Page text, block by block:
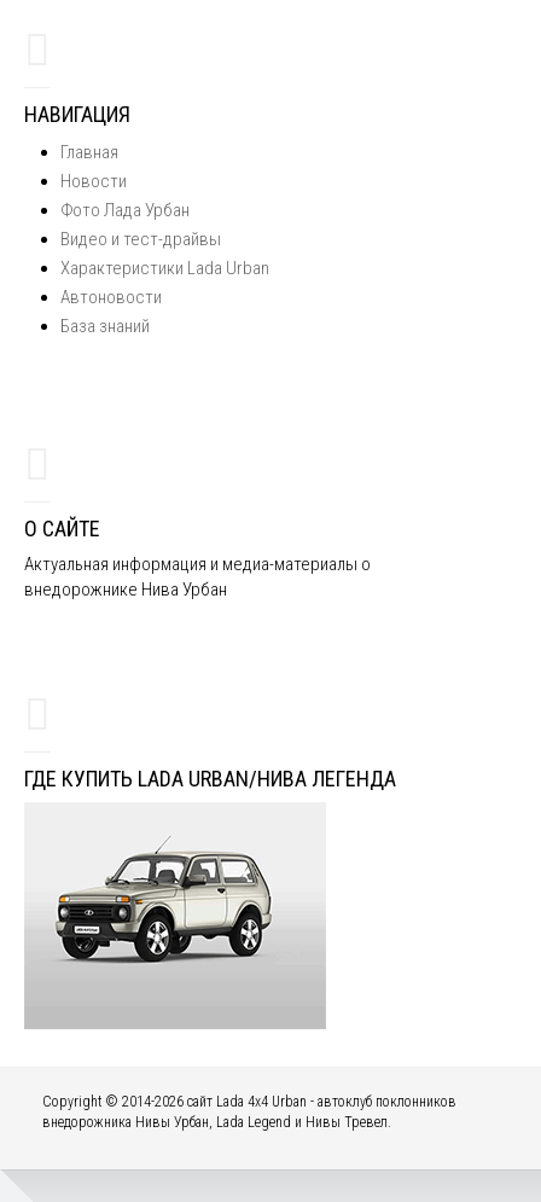
НАВИГАЦИЯ
Главная
Новости
Фото Лада Урбан
Видео и тест-драйвы
Характеристики Lada Urban
Автоновости
База знаний
О САЙТЕ
Актуальная информация и медиа-материалы о
внедорожнике Нива Урбан
ГДЕ КУПИТЬ LADA URBAN/НИВА ЛЕГЕНДА
Copyright © 2014-2026 сайт Lada 4x4 Urban - автоклуб поклонников
внедорожника Нивы Урбан, Lada Legend и Нивы Тревел.